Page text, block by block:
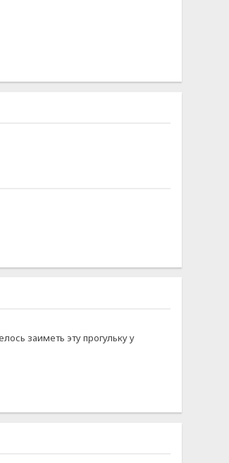
заиметь эту прогульку у